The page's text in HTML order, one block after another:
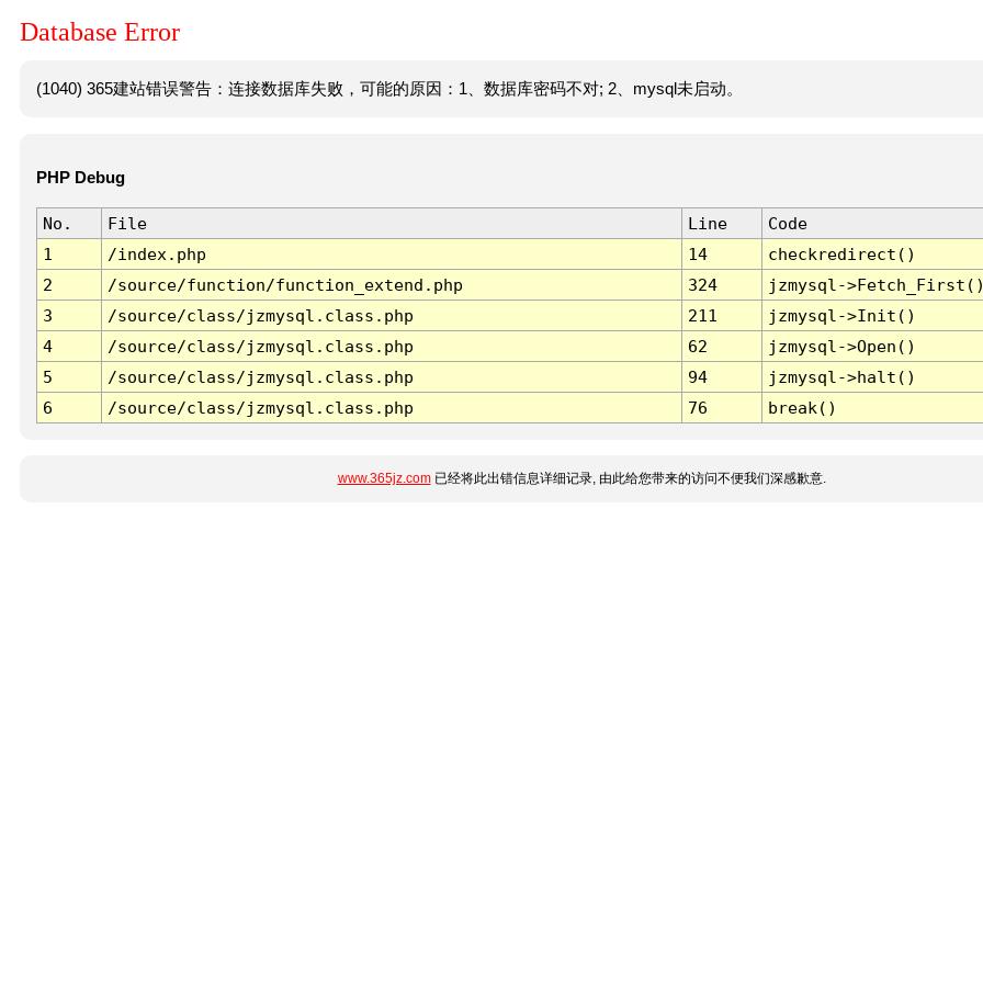
Database Error
(1040) 365建站错误警告：连接数据库失败，可能的原因：1、数据库密码不对; 2、mysql未启动。
PHP Debug
No. File Line
Code
1
/index.php 14
checkredirect()
2
/source/function/function_extend.php 324
jzmysql-
3
/source/class/jzmysql.class.php 211
jzmysql->Init()
4
/source/class/jzmysql.class.php 62
jzmysql->Open()
5
/source/class/jzmysql.class.php 94
jzmysql->halt()
6
/source/class/jzmysql.class.php 76 break()
www.365jz.com已经将此出错信息详细记录, 由此给您带来的访问不便我们深感歉意.